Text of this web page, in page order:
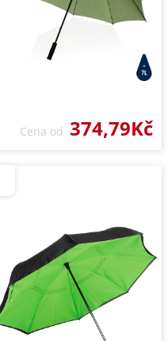
Cena od 374,79Kč